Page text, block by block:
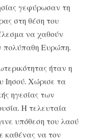
γεφύρωσαν τη
στη θέση του
να χαθούν
πολύπαθη Ευρώπη.
ήταν η
Ιησού. Χώρισε τα
ηγεσίας των
Η τελευταία
υπόθεση του λαού
καθένας να τον